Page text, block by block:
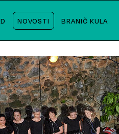
NOVOSTI BRANIČ KULA